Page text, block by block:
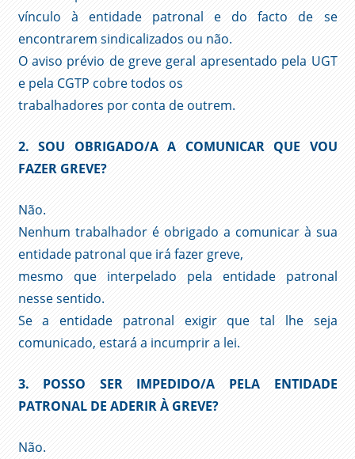
vínculo à entidade patronal e do facto de se
encontrarem sindicalizados ou não.
O aviso prévio de greve geral apresentado pela UGT
e pela CGTP cobre todos os
trabalhadores por conta de outrem.
2. SOU OBRIGADO/A A COMUNICAR QUE VOU
FAZER GREVE?
Não.
Nenhum trabalhador é obrigado a comunicar à sua
entidade patronal que irá fazer greve,
mesmo que interpelado pela entidade patronal
nesse sentido.
Se a entidade patronal exigir que tal lhe seja
comunicado, estará a incumprir a lei.
3. POSSO SER IMPEDIDO/A PELA ENTIDADE
PATRONAL DE ADERIR À GREVE?
Não.